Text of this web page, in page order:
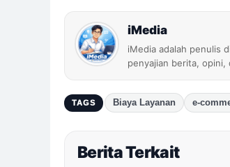
iMedia
iMedia adalah penulis
penyajian berita, opini,
TAGS Biaya Layanan e-
Berita Terkait